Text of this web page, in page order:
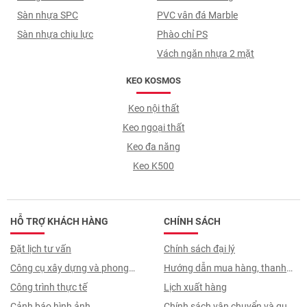
PVC vân đá Marble
Phào chỉ PS
Vách ngăn nhựa 2 mặt
Sàn nhựa SPC
Sàn nhựa chịu lực
KEO KOSMOS
Keo nội thất
Keo ngoại thất
Keo đa năng
Keo K500
HỖ TRỢ KHÁCH HÀNG
Đặt lịch tư vấn
Công cụ xây dựng và phong
thuỷ
Công trình thực tế
CHÍNH SÁCH
Chính sách đại lý
Hướng dẫn mua hàng, thanh
toán, quy trình ký hợp đồng
Lịch xuất hàng